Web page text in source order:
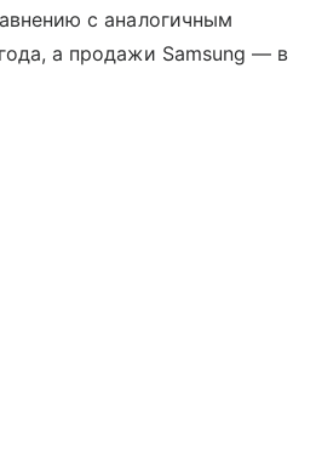
с аналогичным
а продажи Samsung — в